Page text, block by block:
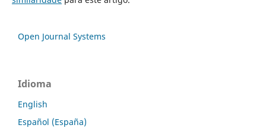
Open Journal Systems
Idioma
English
Español (España)